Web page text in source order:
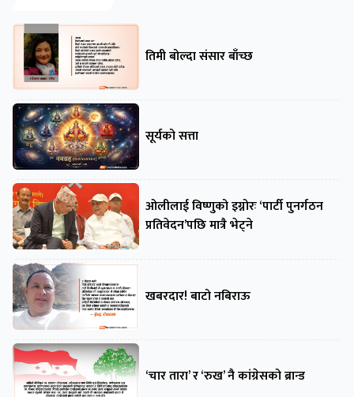
तिमी बोल्दा संसार बाँच्छ
सूर्यको सत्ता
ओलीलाई विष्णुको इग्नोरः ‘पार्टी पुनर्गठन
प्रतिवेदन’पछि मात्रै भेट्ने
खबरदार! बाटो नबिराऊ
‘चार तारा’ र ‘रुख’ नै कांग्रेसको ब्रान्ड